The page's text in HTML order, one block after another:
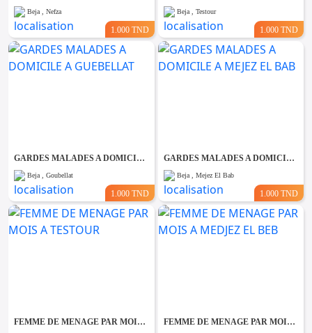
Beja , Nefza
1.000 TND
Beja , Testour
1.000 TND
GARDES MALADES A DOMICILE A GUEBELLAT
Beja , Goubellat
1.000 TND
GARDES MALADES A DOMICILE A MEJEZ EL BAB
Beja , Mejez El Bab
1.000 TND
FEMME DE MENAGE PAR MOIS A TESTOUR FEMME DE MENAGE PAR MOIS A MEDJEZ EL BEB